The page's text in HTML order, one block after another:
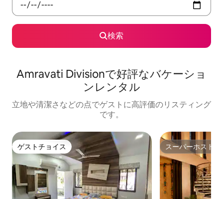
検索
Amravati Divisionで好評なバケーショ
ンレンタル
立地や清潔さなどの点でゲストに高評価のリスティング
です。
ゲストチョイス
ゲストチョイス スーパーホスト
スーパーホスト